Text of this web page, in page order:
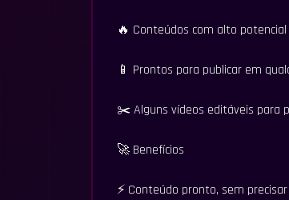
🔥 Conteúdos com alto potencial
📱 Prontos para publicar em
✂️ Alguns vídeos editáveis para
🚀 Benefícios
⚡ Conteúdo pronto, sem